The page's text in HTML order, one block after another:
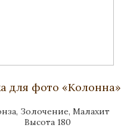
для фото «Колонна»
Золочение, Малахит
Высота 180